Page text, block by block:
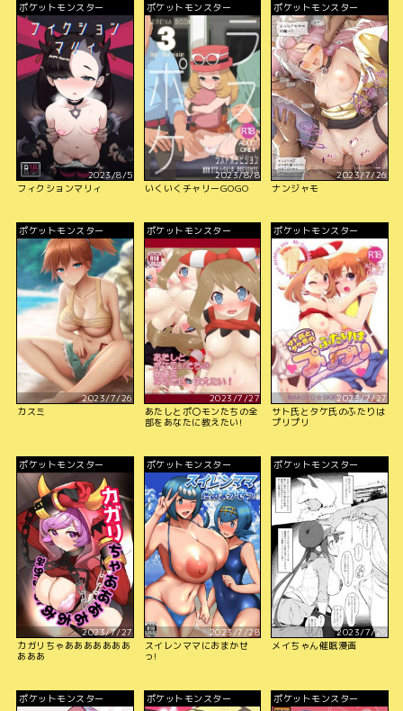
ポケットモンスター
2023/8/5
フィクションマリィ
ポケットモンスター
2023/8/8
いくいくチャリーGOGO
ポケットモンスター
2023/7/26
ナンジャモ
ポケットモンスター
2023/7/26
カスミ
ポケットモンスター
2023/7/27
あたしとポ〇モンたちの全
部をあなたに教えたい!
ポケットモンスター
2023/7/27
サト氏とタケ氏のふたりは
プリプリ
ポケットモンスター
2023/7/27
カガリちゃあああああああ
あああ
ポケットモンスター
2023/7/28
スイレンママにおまかせ
っ!
ポケットモンスター
2023/7/28
メイちゃん催眠漫画
ポケットモンスター ポケットモンスター ポケットモンスター